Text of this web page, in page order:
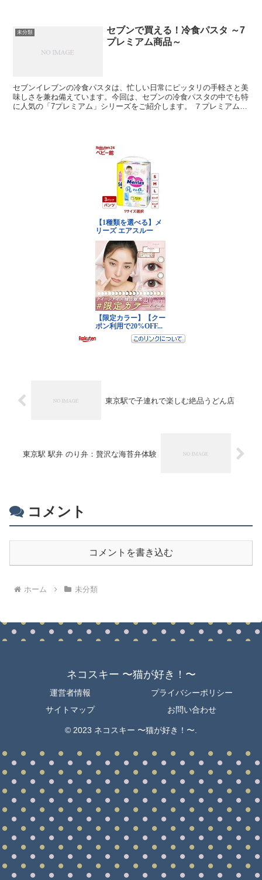
未分類
セブンで買える！冷食パスタ ～7
プレミアム商品～
セブンイレブンの冷食パスタは、忙しい日常にピッタリの手軽さと美
味しさを兼ね備えています。今回は、セブンの冷食パスタの中でも特
に人気の「7プレミアム」シリーズをご紹介します。 ７プレミアム
東京駅で子連れで楽しむ絶品うどん店
東京駅 駅弁 のり弁：贅沢な海苔弁体験
コメント
コメントを書き込む
ホーム 未分類
ネコスキー 〜猫が好き！〜
運営者情報
プライバシーポリシー
サイトマップ
お問い合わせ
© 2023 ネコスキー 〜猫が好き！〜.